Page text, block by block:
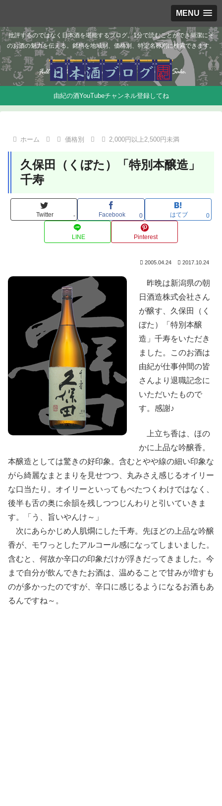
MENU
批評するのではなく日本酒を堪能するブログ。1分で読むことができ簡潔にそ
のお酒の魅力を伝える。銘柄を地域別、価格別、特定名称別に検索できます。
由紀の酒YouTubeチャンネル登録してね
ホーム 価格別 2,000円以上2,500円未満
久保田（くぼた）「特別本醸造」
千寿
Twitter - Facebook 0 はてブ 0
LINE Pinterest
2005.04.24 2017.10.24
昨晩は新潟県の朝
日酒造株式会社さん
が醸す、久保田（く
ぼた）「特別本醸
造」千寿をいただき
ました。このお酒は
由紀が仕事仲間の皆
さんより退職記念に
いただいたもので
す。感謝♪
上立ち香は、ほの
かに上品な吟醸香。
本醸造としては驚きの好印象。含むとやや線の細い印象な
がら綺麗なまとまりを見せつつ、丸みさえ感じるオイリー
な口当たり。オイリーといってもべたつくわけではなく、
後半も舌の奥に余韻を残しつつじんわりと引いていきま
す。「う、旨いやんけ～」
次にあらかじめ人肌燗にした千寿。先ほどの上品な吟醸
香が、モワっとしたアルコール感になってしまいました。
含むと、何故か辛口の印象だけが浮きだってきました。今
まで自分が飲んできたお酒は、温めることで甘みが増すも
のが多かったのですが、辛口に感じるようになるお酒もあ
るんですね～。